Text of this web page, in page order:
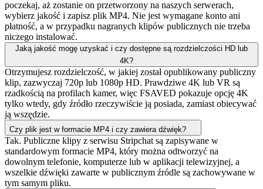
poczekaj, aż zostanie on przetworzony na naszych serwerach,
wybierz jakość i zapisz plik MP4. Nie jest wymagane konto ani
płatność, a w przypadku nagranych klipów publicznych nie trzeba
niczego instalować.
Jaką jakość mogę uzyskać i czy dostępne są rozdzielczości HD lub
4K?
Otrzymujesz rozdzielczość, w jakiej został opublikowany publiczny
klip, zazwyczaj 720p lub 1080p HD. Prawdziwe 4K lub VR są
rzadkością na profilach kamer, więc FSAVED pokazuje opcję 4K
tylko wtedy, gdy źródło rzeczywiście ją posiada, zamiast obiecywać
ją wszędzie.
Czy plik jest w formacie MP4 i czy zawiera dźwięk?
Tak. Publiczne klipy z serwisu Stripchat są zapisywane w
standardowym formacie MP4, który można odtworzyć na
dowolnym telefonie, komputerze lub w aplikacji telewizyjnej, a
wszelkie dźwięki zawarte w publicznym źródle są zachowywane w
tym samym pliku.